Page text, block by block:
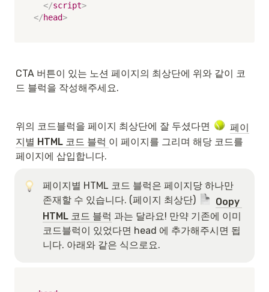
</script>
</head>
CTA 버튼이 있는 노션 페이지의 최상단에 위와 같이 코
드 블럭을 작성해주세요.
위의 코드블럭을 페이지 최상단에 잘 두셨다면
페이
지별 HTML 코드 블럭 이 페이지를 그리며 해당 코드를
페이지에 삽입합니다.
페이지별 HTML 코드 블럭은 페이지당 하나만
존재할 수 있습니다. (페이지 최상단)
Oopy
HTML 코드 블럭 과는 달라요! 만약 기존에 이미
코드블럭이 있었다면 head 에 추가해주시면 됩
니다. 아래와 같은 식으로요.